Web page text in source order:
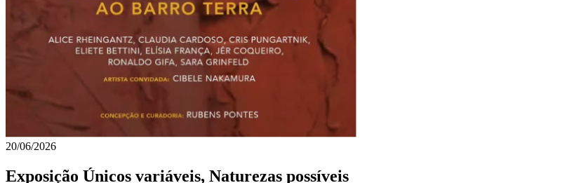
20/06/2026
Exposição Únicos variáveis, Naturezas possíveis